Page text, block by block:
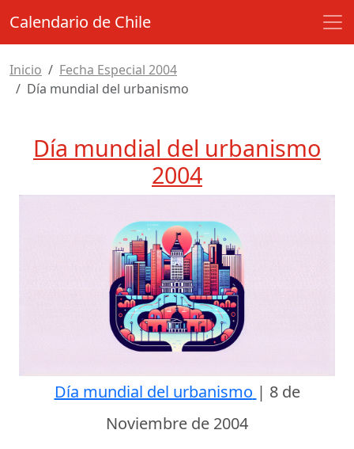
Calendario de Chile
Inicio
Fecha Especial 2004
Día mundial del urbanismo
Día mundial del urbanismo
2004
Día mundial del urbanismo | 8 de
Noviembre de 2004